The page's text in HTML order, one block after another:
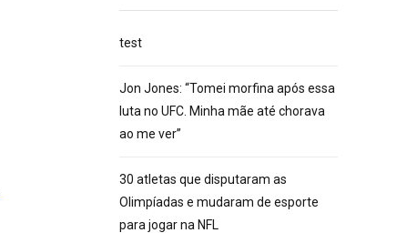
test
Jon Jones: “Tomei morfina após essa
luta no UFC. Minha mãe até chorava
ao me ver”
30 atletas que disputaram as
Olimpíadas e mudaram de esporte
para jogar na NFL